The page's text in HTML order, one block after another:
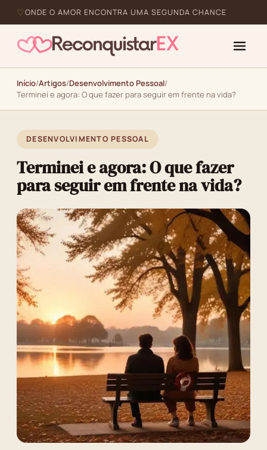
ONDE O AMOR ENCONTRA UMA SEGUNDA CHANCE
Início/Artigos/Desenvolvimento Pessoal/
Terminei e agora: O que fazer para seguir em frente na vida?
DESENVOLVIMENTO PESSOAL
Terminei e agora: O que fazer
para seguir em frente na vida?